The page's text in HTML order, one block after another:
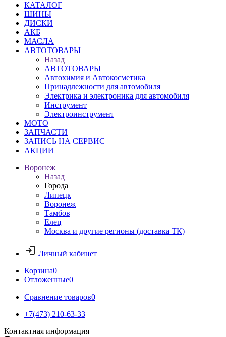
КАТАЛОГ
ШИНЫ
ДИСКИ
АКБ
МАСЛА
АВТОТОВАРЫ
Назад
АВТОТОВАРЫ
Автохимия и Автокосметика
Принадлежности для автомобиля
Электрика и электроника для автомобиля
Инструмент
Электроинструмент
МОТО
ЗАПЧАСТИ
ЗАПИСЬ НА СЕРВИС
АКЦИИ
Воронеж
Назад
Города
Липецк
Воронеж
Тамбов
Елец
Москва и другие регионы (доставка ТК)
Личный кабинет
Корзина0
Отложенные0
Сравнение товаров0
+7(473) 210-63-33
Контактная информация